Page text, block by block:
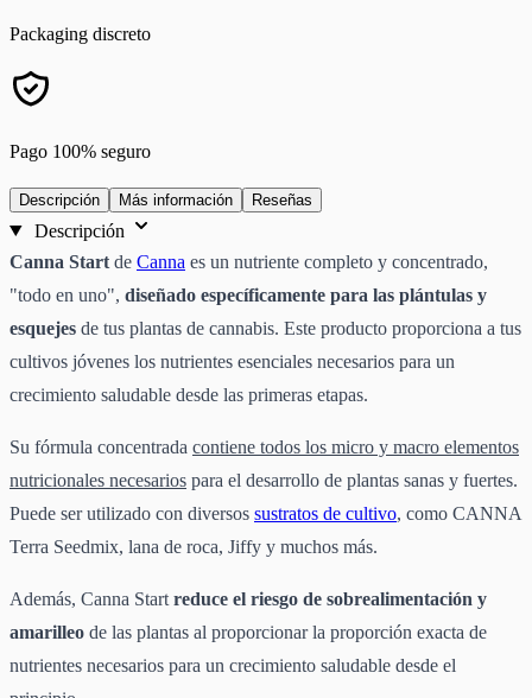
Packaging discreto
Pago 100% seguro
Descripción Más información Reseñas
Descripción
Canna Start de Canna es un nutriente completo y concentrado,
"todo en uno", diseñado específicamente para las plántulas y
esquejes de tus plantas de cannabis. Este producto proporciona a tus
cultivos jóvenes los nutrientes esenciales necesarios para un
crecimiento saludable desde las primeras etapas.
Su fórmula concentrada contiene todos los micro y macro elementos
nutricionales necesarios para el desarrollo de plantas sanas y fuertes.
Puede ser utilizado con diversos sustratos de cultivo, como CANNA
Terra Seedmix, lana de roca, Jiffy y muchos más.
Además, Canna Start reduce el riesgo de sobrealimentación y
amarilleo de las plantas al proporcionar la proporción exacta de
nutrientes necesarios para un crecimiento saludable desde el